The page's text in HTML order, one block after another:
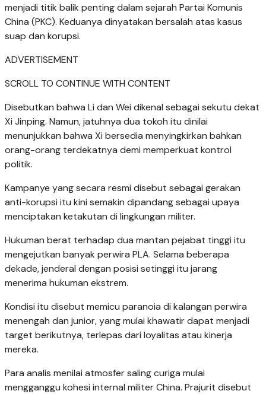
menjadi titik balik penting dalam sejarah Partai Komunis
China (PKC). Keduanya dinyatakan bersalah atas kasus
suap dan korupsi.
ADVERTISEMENT
SCROLL TO CONTINUE WITH CONTENT
Disebutkan bahwa Li dan Wei dikenal sebagai sekutu dekat
Xi Jinping. Namun, jatuhnya dua tokoh itu dinilai
menunjukkan bahwa Xi bersedia menyingkirkan bahkan
orang-orang terdekatnya demi memperkuat kontrol
politik.
Kampanye yang secara resmi disebut sebagai gerakan
anti-korupsi itu kini semakin dipandang sebagai upaya
menciptakan ketakutan di lingkungan militer.
Hukuman berat terhadap dua mantan pejabat tinggi itu
mengejutkan banyak perwira PLA. Selama beberapa
dekade, jenderal dengan posisi setinggi itu jarang
menerima hukuman ekstrem.
Kondisi itu disebut memicu paranoia di kalangan perwira
menengah dan junior, yang mulai khawatir dapat menjadi
target berikutnya, terlepas dari loyalitas atau kinerja
mereka.
Para analis menilai atmosfer saling curiga mulai
mengganggu kohesi internal militer China. Prajurit disebut